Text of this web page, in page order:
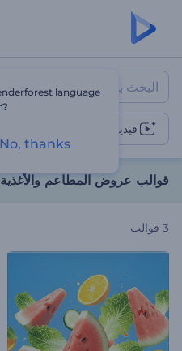
قوالب عروض
فيديو الغذاء والضيافة
قوالب عروض المطاعم والأغذية
3 قوالب
language
No, thanks